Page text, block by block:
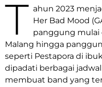
T ahun 2023
Her Bad Mood
panggung mulai
Malang hingga
seperti Pestapora di
dipadati berbagai
membuat band yang